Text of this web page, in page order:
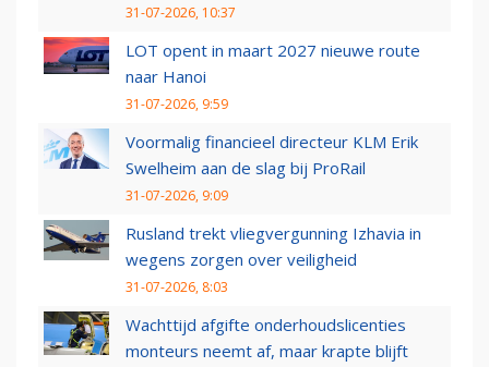
31-07-2026, 10:37
LOT opent in maart 2027 nieuwe route
naar Hanoi
31-07-2026, 9:59
Voormalig financieel directeur KLM Erik
Swelheim aan de slag bij ProRail
31-07-2026, 9:09
Rusland trekt vliegvergunning Izhavia in
wegens zorgen over veiligheid
31-07-2026, 8:03
Wachttijd afgifte onderhoudslicenties
monteurs neemt af, maar krapte blijft